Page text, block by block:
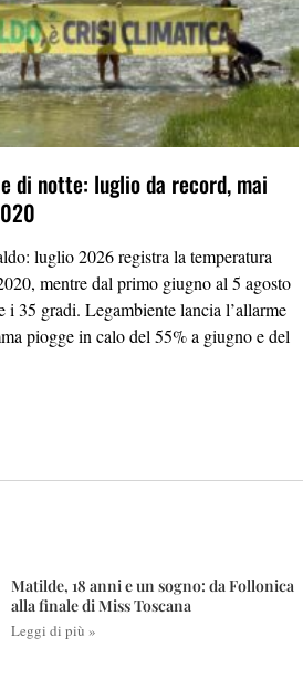
di notte: luglio da record, mai
luglio 2026 registra la temperatura
mentre dal primo giugno al 5 agosto
i 35 gradi. Legambiente lancia l’allarme
piogge in calo del 55% a giugno e del
Matilde, 18 anni e un sogno: da Follonica
alla finale di Miss Toscana
Leggi di più »